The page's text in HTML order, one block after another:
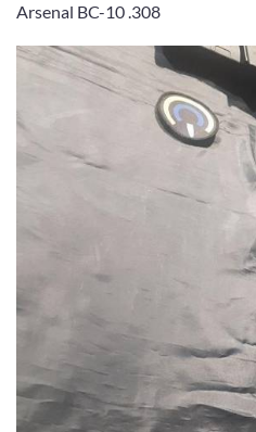
Arsenal BC-10 .308